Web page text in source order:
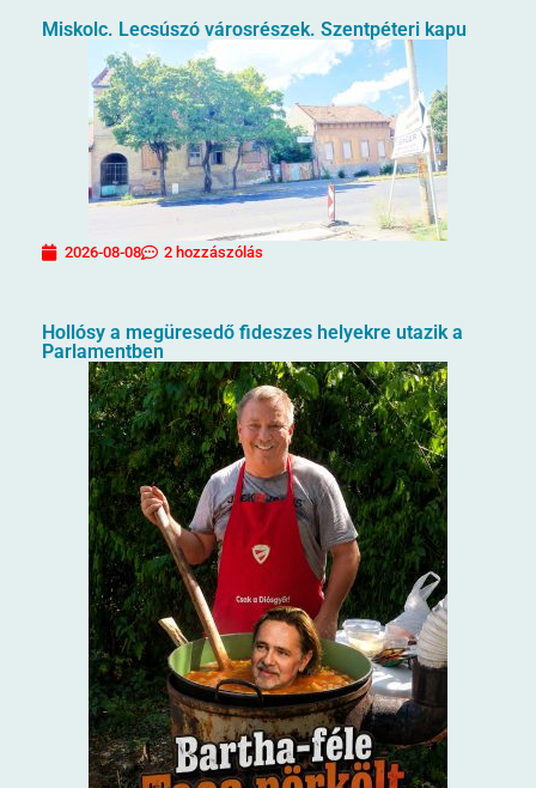
Miskolc. Lecsúszó városrészek. Szentpéteri kapu
2026-08-08 2 hozzászólás
Hollósy a megüresedő fideszes helyekre utazik a
Parlamentben